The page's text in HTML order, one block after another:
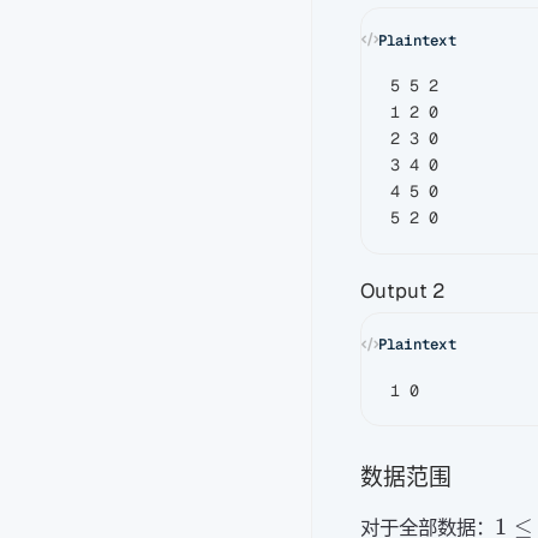
5 5 2
1 2 0
2 3 0
3 4 0
4 5 0
Output 2
数据范围
对于全部数据： 1\le
1 ≤